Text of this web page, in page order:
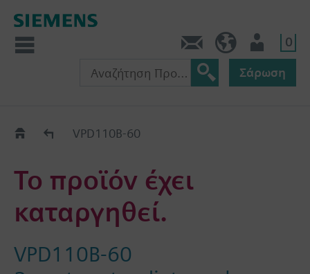
0
Σάρωση
Old2NewVPD110B-60
Το προϊόν έχει
καταργηθεί.
VPD110B-60